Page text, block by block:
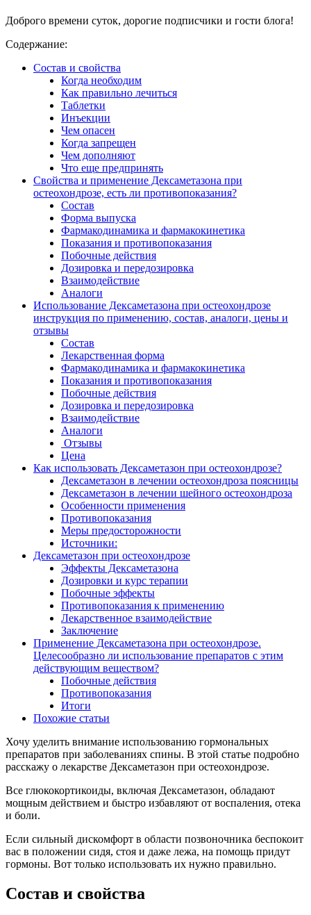
Доброго времени суток, дорогие подписчики и гости блога!
Содержание:
Состав и свойства
Когда необходим
Как правильно лечиться
Таблетки
Инъекции
Чем опасен
Когда запрещен
Чем дополняют
Что еще предпринять
Свойства и применение Дексаметазона при
остеохондрозе, есть ли противопоказания?
Состав
Форма выпуска
Фармакодинамика и фармакокинетика
Показания и противопоказания
Побочные действия
Дозировка и передозировка
Взаимодействие
Аналоги
Использование Дексаметазона при остеохондрозе
инструкция по применению, состав, аналоги, цены и
отзывы
Состав
Лекарственная форма
Фармакодинамика и фармакокинетика
Показания и противопоказания
Побочные действия
Дозировка и передозировка
Взаимодействие
Аналоги
Отзывы
Цена
Как использовать Дексаметазон при остеохондрозе?
Дексаметазон в лечении остеохондроза поясницы
Дексаметазон в лечении шейного остеохондроза
Особенности применения
Противопоказания
Меры предосторожности
Источники:
Дексаметазон при остеохондрозе
Эффекты Дексаметазона
Дозировки и курс терапии
Побочные эффекты
Противопоказания к применению
Лекарственное взаимодействие
Заключение
Применение Дексаметазона при остеохондрозе.
Целесообразно ли использование препаратов с этим
действующим веществом?
Побочные действия
Противопоказания
Итоги
Похожие статьи
Хочу уделить внимание использованию гормональных
препаратов при заболеваниях спины. В этой статье подробно
расскажу о лекарстве Дексаметазон при остеохондрозе.
Все глюкокортикоиды, включая Дексаметазон, обладают
мощным действием и быстро избавляют от воспаления, отека
и боли.
Если сильный дискомфорт в области позвоночника беспокоит
вас в положении сидя, стоя и даже лежа, на помощь придут
гормоны. Вот только использовать их нужно правильно.
Состав и свойства